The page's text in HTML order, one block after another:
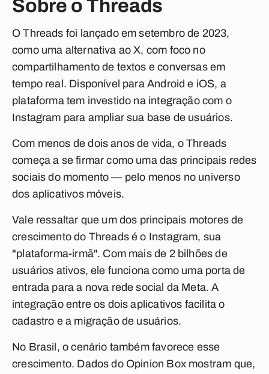
Sobre o Threads
O Threads foi lançado em setembro de 2023,
como uma alternativa ao X, com foco no
compartilhamento de textos e conversas em
tempo real. Disponível para Android e iOS, a
plataforma tem investido na integração com o
Instagram para ampliar sua base de usuários.
Com menos de dois anos de vida, o Threads
começa a se firmar como uma das principais redes
sociais do momento — pelo menos no universo
dos aplicativos móveis.
Vale ressaltar que um dos principais motores de
crescimento do Threads é o Instagram, sua
"plataforma-irmã". Com mais de 2 bilhões de
usuários ativos, ele funciona como uma porta de
entrada para a nova rede social da Meta. A
integração entre os dois aplicativos facilita o
cadastro e a migração de usuários.
No Brasil, o cenário também favorece esse
crescimento. Dados do Opinion Box mostram que,